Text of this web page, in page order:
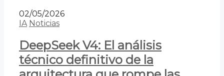
02/05/2026
IA Noticias
DeepSeek V4: El análisis
técnico definitivo de la